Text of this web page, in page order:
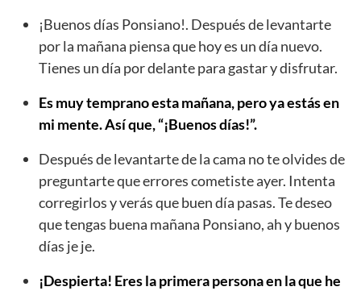
¡Buenos días Ponsiano!. Después de levantarte
por la mañana piensa que hoy es un día nuevo.
Tienes un día por delante para gastar y disfrutar.
Es muy temprano esta mañana, pero ya estás en
mi mente. Así que, “¡Buenos días!”.
Después de levantarte de la cama no te olvides de
preguntarte que errores cometiste ayer. Intenta
corregirlos y verás que buen día pasas. Te deseo
que tengas buena mañana Ponsiano, ah y buenos
días je je.
¡Despierta! Eres la primera persona en la que he